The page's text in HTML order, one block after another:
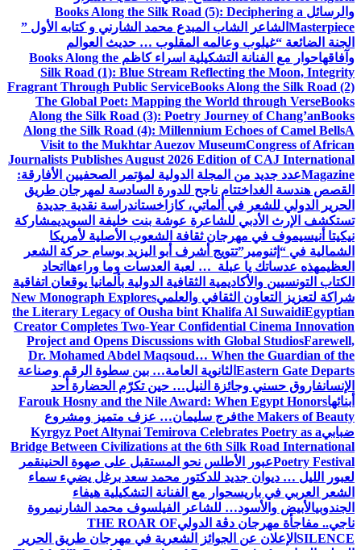
والرسائل Books Along the Silk Road (5): Deciphering a
Masterpiece الشاعر الشاب المبدع محمد الشارني و كتابه الأول ”
الجنة الضائعة “غيلوب وعالمه المقلوب … حديث العوالم
وآفاقهاحوار مع الفنانة التشكيلية اسراء كاظم Books Along the
Silk Road (1): Blue Stream Reflecting the Moon, Integrity
Fragrant Through Public ServiceBooks Along the Silk Road (2)
The Global Poet: Mapping the World through VerseBooks
Along the Silk Road (3): Poetry Journey of Chang’anBooks
Along the Silk Road (4): Millennium Echoes of Camel BellsA
Visit to the Mukhtar Auezov MuseumCongress of African
Journalists Publishes August 2026 Edition of CAJ International
Magazineعدد جديد من المجلة الدولية لمؤتمر الصحفيين الأفارقة:
القصص هندسة الغد اختتام ناجح للدورة السادسة لمهرجان طريق
الحرير الدولي للشعر في ألماتي، كازاخستاندراسة نقدية جديدة
تستكشف الإرث الأدبي للشاعرة عوشة بنت خليفة السويديمشاركة
نيكيتا أنيسيموف في مهرجان ثقافة الشعوب الأصلية لأمريكا
الشمالية في “إثنومير”تتويج أشرف أبو اليزيد بوسام حركة الشعر
العظيمهذه عدساتك يا عبلة … لعبة العدسات وما وراءها اتحاد
الكتاب التونسيين والأكاديمية الثقافية الدولية بألمانيا يوقعان اتفاقية
شراكة لتعزيز التعاون الثقافي والعلميNew Monograph Explores
the Literary Legacy of Ousha bint Khalifa Al SuwaidiEgyptian
Creator Completes Two-Year Confidential Cinema Innovation
Project and Opens Discussions with Global StudiosFarewell,
Dr. Mohamed Abdel Maqsoud… When the Guardian of the
Eastern Gate Departs الثانوية العامة… بين سطوة الرقم وصناعة
الإنسانفاروق حسني وجائزة النيل… حين تكرّم الحضارة أحد
أبنائهاFarouk Hosny and the Nile Award: When Egypt Honors
the Makers of Beautyفرج سليمان… عزف متميز ومشروع
ضبابيKyrgyz Poet Altynai Temirova Celebrates Poetry as a
Bridge Between Civilizations at the 6th Silk Road International
Poetry Festivalعبور الأطلس نحو المستقبل على صهوة الحنينقمر
لعبور الليل … ديوان جديد للدكتور محمد سعد برغل يضيء سماء
الشعر العربي في باريسحوار مع الفنانة التشكيلية هيفاء
الجندوبيالأبيض والأسود… للشاعر الفيلسوف محمد الشارنيمروة
ناجي.. مفاجأة مهرجان دڨة الدوليTHE ROAR OF
SILENCE الإعلان عن الجوائز الشعرية في مهرجان طريق الحرير